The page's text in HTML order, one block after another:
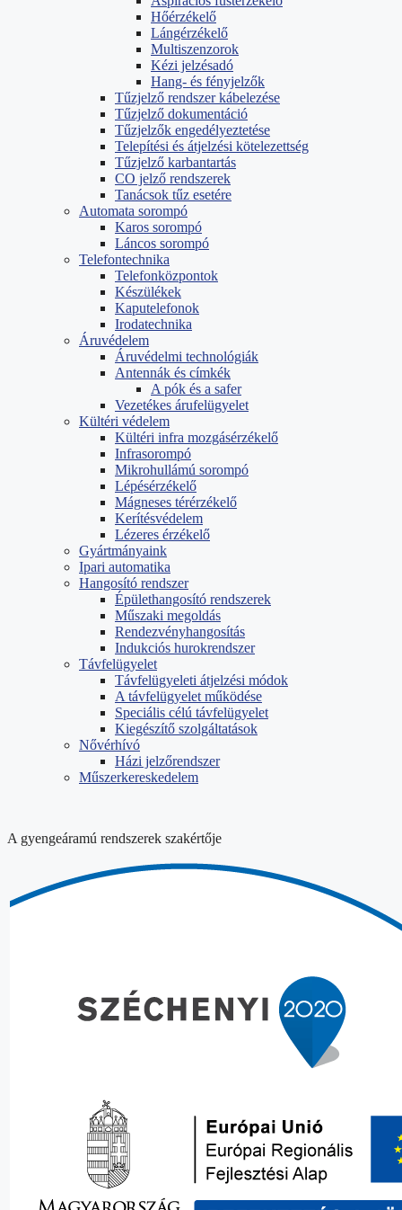
Hőérzékelő
Lángérzékelő
Multiszenzorok
Kézi jelzésadó
Hang- és fényjelzők
Tűzjelző rendszer kábelezése
Tűzjelző dokumentáció
Tűzjelzők engedélyeztetése
Telepítési és átjelzési kötelezettség
Tűzjelző karbantartás
CO jelző rendszerek
Tanácsok tűz esetére
Automata sorompó
Karos sorompó
Láncos sorompó
Telefontechnika
Telefonközpontok
Készülékek
Kaputelefonok
Irodatechnika
Áruvédelem
Áruvédelmi technológiák
Antennák és címkék
A pók és a safer
Vezetékes árufelügyelet
Kültéri védelem
Kültéri infra mozgásérzékelő
Infrasorompó
Mikrohullámú sorompó
Lépésérzékelő
Mágneses térérzékelő
Kerítésvédelem
Lézeres érzékelő
Gyártmányaink
Ipari automatika
Hangosító rendszer
Épülethangosító rendszerek
Műszaki megoldás
Rendezvényhangosítás
Indukciós hurokrendszer
Távfelügyelet
Távfelügyeleti átjelzési módok
A távfelügyelet működése
Speciális célú távfelügyelet
Kiegészítő szolgáltatások
Nővérhívó
Házi jelzőrendszer
Műszerkereskedelem
A gyengeáramú rendszerek szakértője